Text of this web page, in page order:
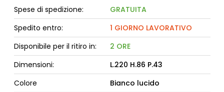
Spese di spedizione:
GRATUITA
Spedito entro:
1 GIORNO LAVORATIVO
Disponibile per il ritiro in:
2 ORE
Dimensioni:
L.220 H.86 P.43
Colore
Bianco lucido